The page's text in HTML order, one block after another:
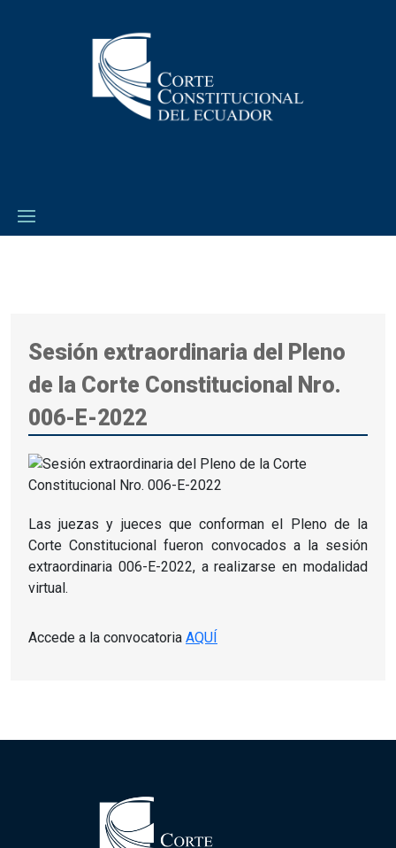
Sesión extraordinaria del Pleno
de la Corte Constitucional Nro.
006-E-2022
Las juezas y jueces que conforman el Pleno de la
Corte Constitucional fueron convocados a la sesión
extraordinaria 006-E-2022, a realizarse en modalidad
virtual.
Accede a la convocatoria AQUÍ